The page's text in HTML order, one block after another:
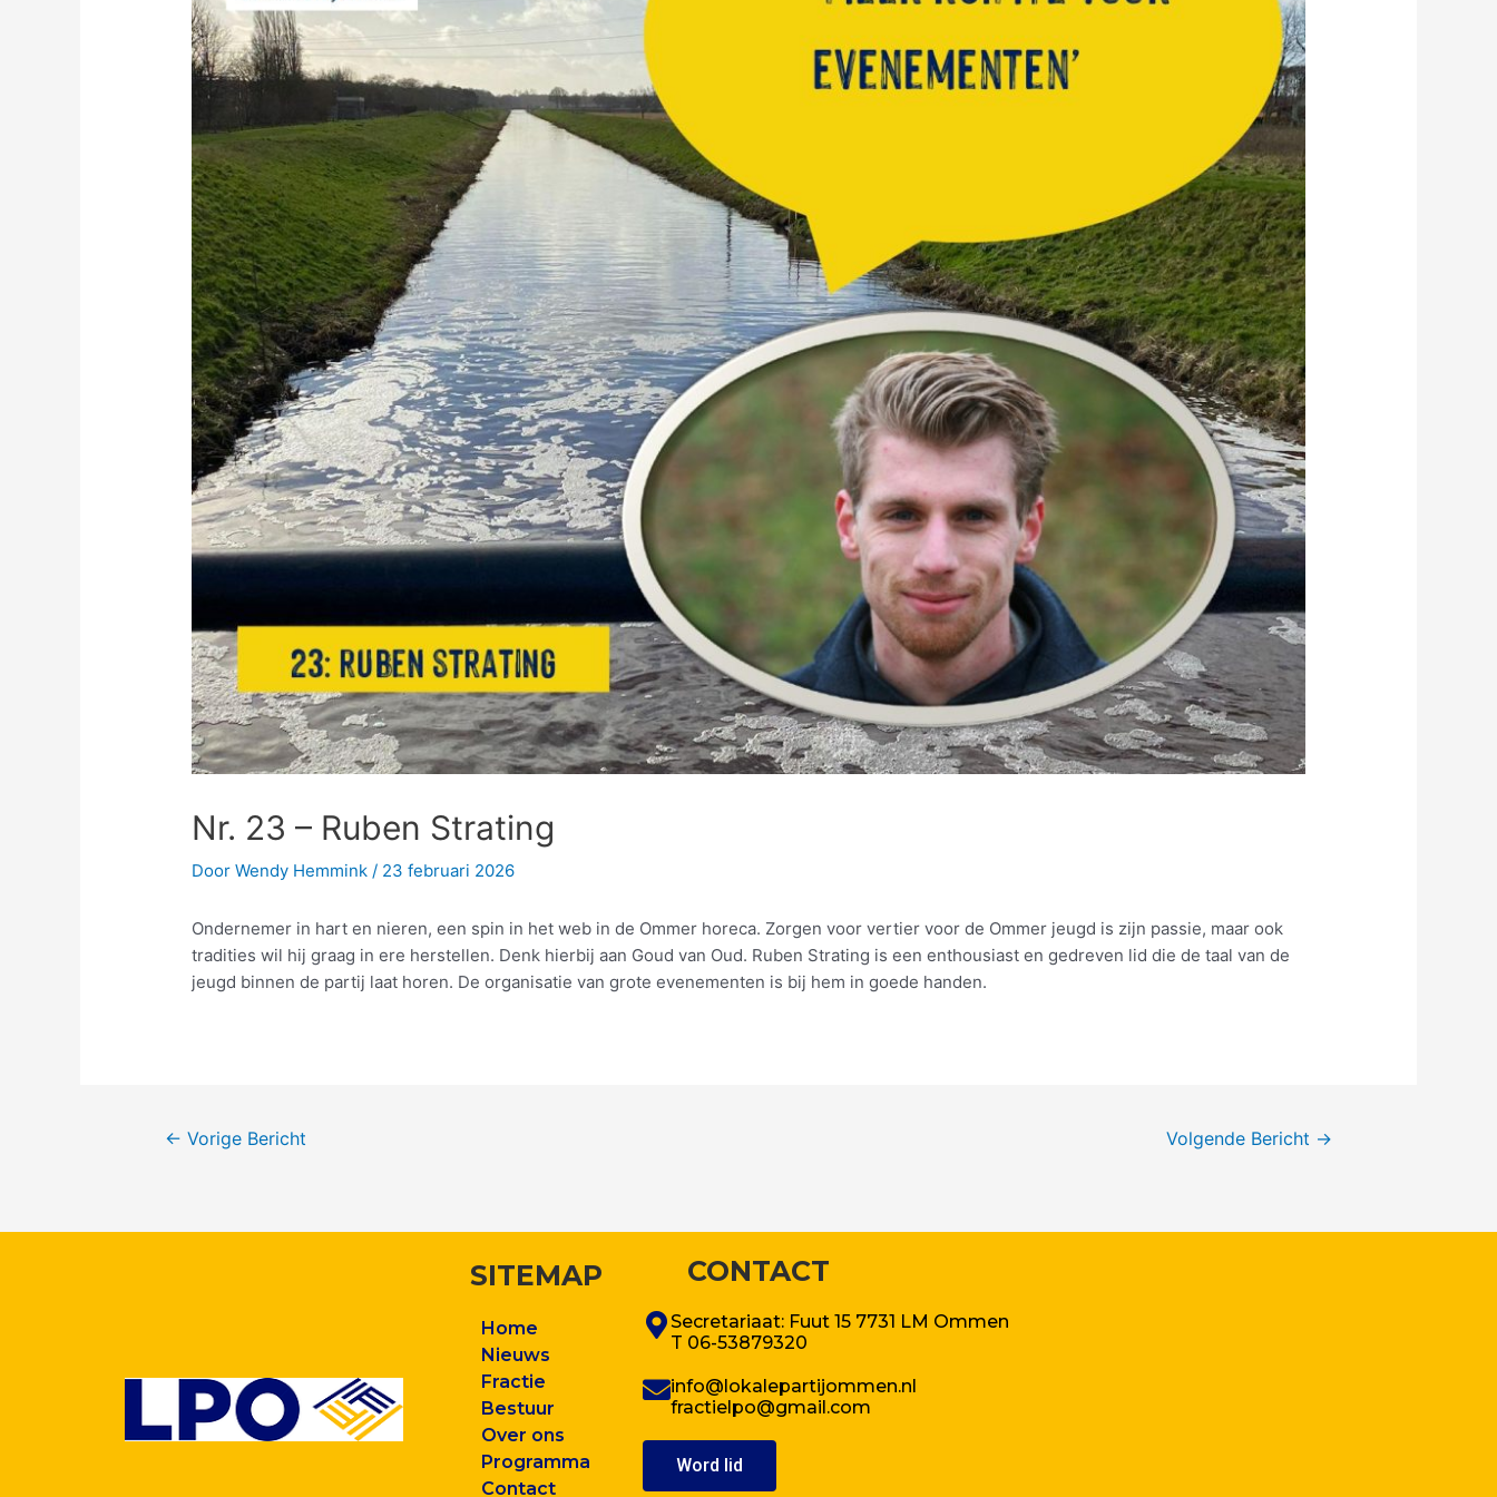
Nr. 23 – Ruben Strating
DoorWendy Hemmink/ 23 februari 2026
Ondernemer in hart en nieren, een spin in het web in de Ommer horeca. Zorgen voor vertier voor de Ommer jeugd is zijn passie, maar ook
tradities wil hij graag in ere herstellen. Denk hierbij aan Goud van Oud. Ruben Strating is een enthousiast en gedreven lid die de taal van de
jeugd binnen de partij laat horen. De organisatie van grote evenementen is bij hem in goede handen.
← Vorige Bericht Volgende Bericht →
SITEMAP
Home
Nieuws
Fractie
Bestuur
Over ons
Programma
Contact
CONTACT
Secretariaat: Fuut 15 7731 LM Ommen
T 06-53879320
info@lokalepartijommen.nl
fractielpo@gmail.com
Word lid